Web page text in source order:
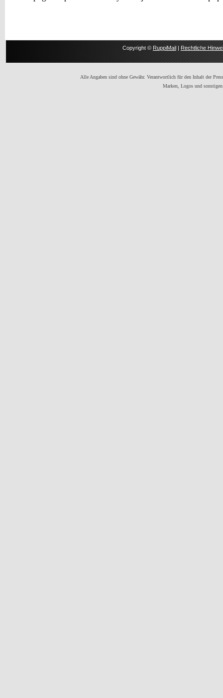
Copyright ©RuppiMail|Rechtliche
Alle Angaben sind ohne Gewähr. Verantwortlich für den Inhalt der
Marken, Logos und